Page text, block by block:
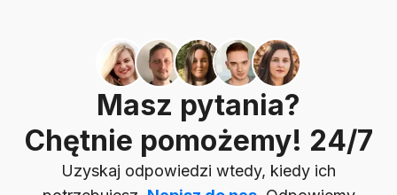
Masz pytania?
Chętnie pomożemy! 24/7
Uzyskaj odpowiedzi wtedy, kiedy ich